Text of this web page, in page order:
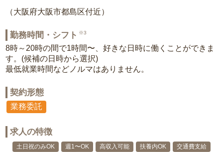
（大阪府大阪市都島区付近）
勤務時間・シフト ※3
8時～20時の間で1時間〜、好きな日時に働くことができま
す。(候補の日時から選択)
最低就業時間などノルマはありません。
契約形態
業務委託
求人の特徴
土日祝のみOK 週1〜OK 高収入可能 扶養内OK
交通費支給